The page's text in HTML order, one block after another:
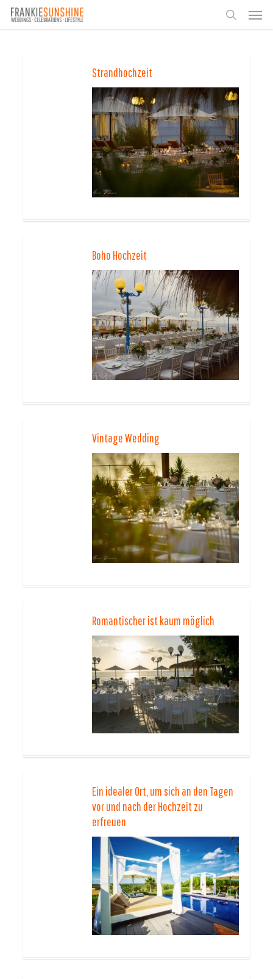
Skip
Strandhochzeit
Boho Hochzeit
Vintage Wedding
Romantischer ist kaum möglich
Ein idealer Ort, um sich an den Tagen
vor und nach der Hochzeit zu
erfreuen